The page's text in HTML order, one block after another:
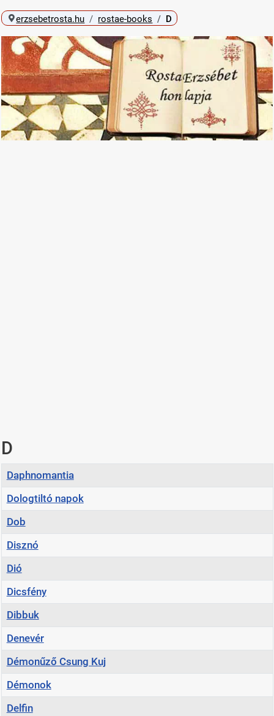
erzsebetrosta.hu rostae-books D
D
Cím
Daphnomantia
Dologtiltó napok
Dob
Disznó
Dió
Dicsfény
Dibbuk
Denevér
Démonűző Csung Kuj
Démonok
Delfin